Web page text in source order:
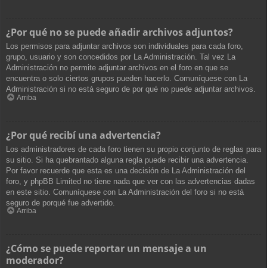
¿Por qué no se puede añadir archivos adjuntos?
Los permisos para adjuntar archivos son individuales para cada foro,
grupo, usuario y son concedidos por La Administración. Tal vez La
Administración no permite adjuntar archivos en el foro en que se
encuentra o solo ciertos grupos pueden hacerlo. Comuníquese con La
Administración si no está seguro de por qué no puede adjuntar archivos.
Arriba
¿Por qué recibí una advertencia?
Los administradores de cada foro tienen su propio conjunto de reglas para
su sitio. Si ha quebrantado alguna regla puede recibir una advertencia.
Por favor recuerde que esta es una decisión de La Administración del
foro, y phpBB Limited no tiene nada que ver con las advertencias dadas
en este sitio. Comuníquese con La Administración del foro si no está
seguro de porqué fue advertido.
Arriba
¿Cómo se puede reportar un mensaje a un
moderador?